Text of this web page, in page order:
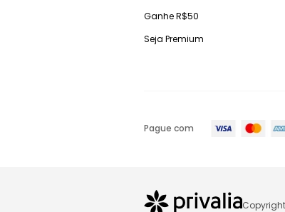
Ganhe R$50
Seja Premium
Pague com